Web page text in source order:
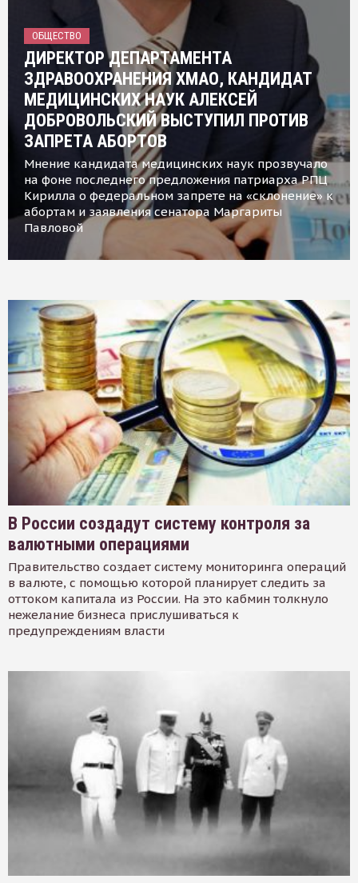
ОБЩЕСТВО
ДИРЕКТОР ДЕПАРТАМЕНТА
ЗДРАВООХРАНЕНИЯ ХМАО, КАНДИДАТ
МЕДИЦИНСКИХ НАУК АЛЕКСЕЙ
ДОБРОВОЛЬСКИЙ ВЫСТУПИЛ ПРОТИВ
ЗАПРЕТА АБОРТОВ
Мнение кандидата медицинских наук прозвучало
на фоне последнего предложения патриарха РПЦ
Кирилла о федеральном запрете на «склонение» к
абортам и заявления сенатора Маргариты
Павловой
В России создадут систему контроля за
валютными операциями
Правительство создает систему мониторинга операций
в валюте, с помощью которой планирует следить за
оттоком капитала из России. На это кабмин толкнуло
нежелание бизнеса прислушиваться к
предупреждениям власти